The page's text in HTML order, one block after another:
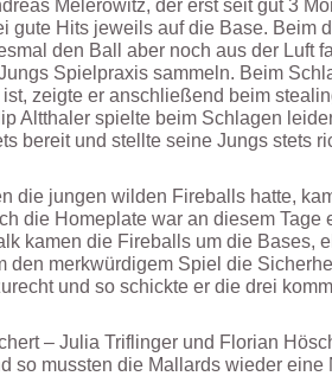
Melerowitz, der erst seit gut 3
Hits jeweils auf die Base. Beim
den Ball aber noch aus der Luft
Spielpraxis sammeln. Beim
zeigte er anschließend beim
Altthaler spielte beim Schlagen
bereit und stellte seine Jungs stets
die jungen wilden Fireballs hatte,
die Homeplate war an diesem
kamen die Fireballs um die Bases,
merkwürdigem Spiel die
und so schickte er die drei
– Julia Triflinger und Florian
so mussten die Mallards wieder